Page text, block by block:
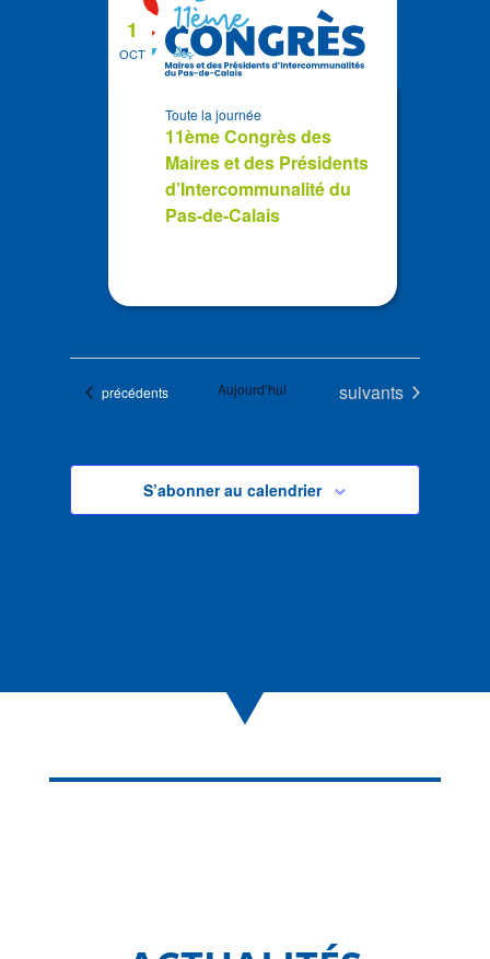
OCT
1
11ème Congrès des
Maires et des Présidents
d’Intercommunalité du
Pas-de-Calais
Toute la journée
Évènements
précédents Aujourd’hui Évènements
suivants
S’abonner au calendrier